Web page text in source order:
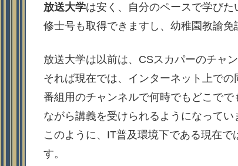
放送大学は安く、自分のペースで学びた
修士号も取得できますし、幼稚園教諭免
放送大学は以前は、CSスカパーのチャ
それば現在では、インターネット上で
番組用のチャンネルで何時でもどこで
ながら講義を受けられるようになってい
このように、IT普及環境下である現在
す。